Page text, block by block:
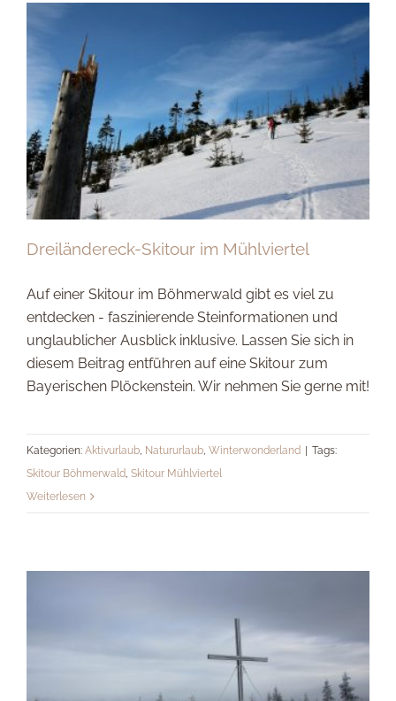
Dreiländereck-Skitour im Mühlviertel
Auf einer Skitour im Böhmerwald gibt es viel zu
entdecken - faszinierende Steinformationen und
unglaublicher Ausblick inklusive. Lassen Sie sich in
diesem Beitrag entführen auf eine Skitour zum
Bayerischen Plöckenstein. Wir nehmen Sie gerne mit!
Kategorien: Aktivurlaub, Natururlaub, Winterwonderland
Tags:
Skitour Böhmerwald, Skitour Mühlviertel
Weiterlesen
Winterwandern im Böhmerwald